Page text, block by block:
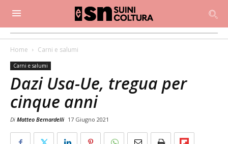
Home Carni e salumi
Carni e salumi
Dazi Usa-Ue, tregua per
cinque anni
Di Matteo Bernardelli 17 Giugno 2021